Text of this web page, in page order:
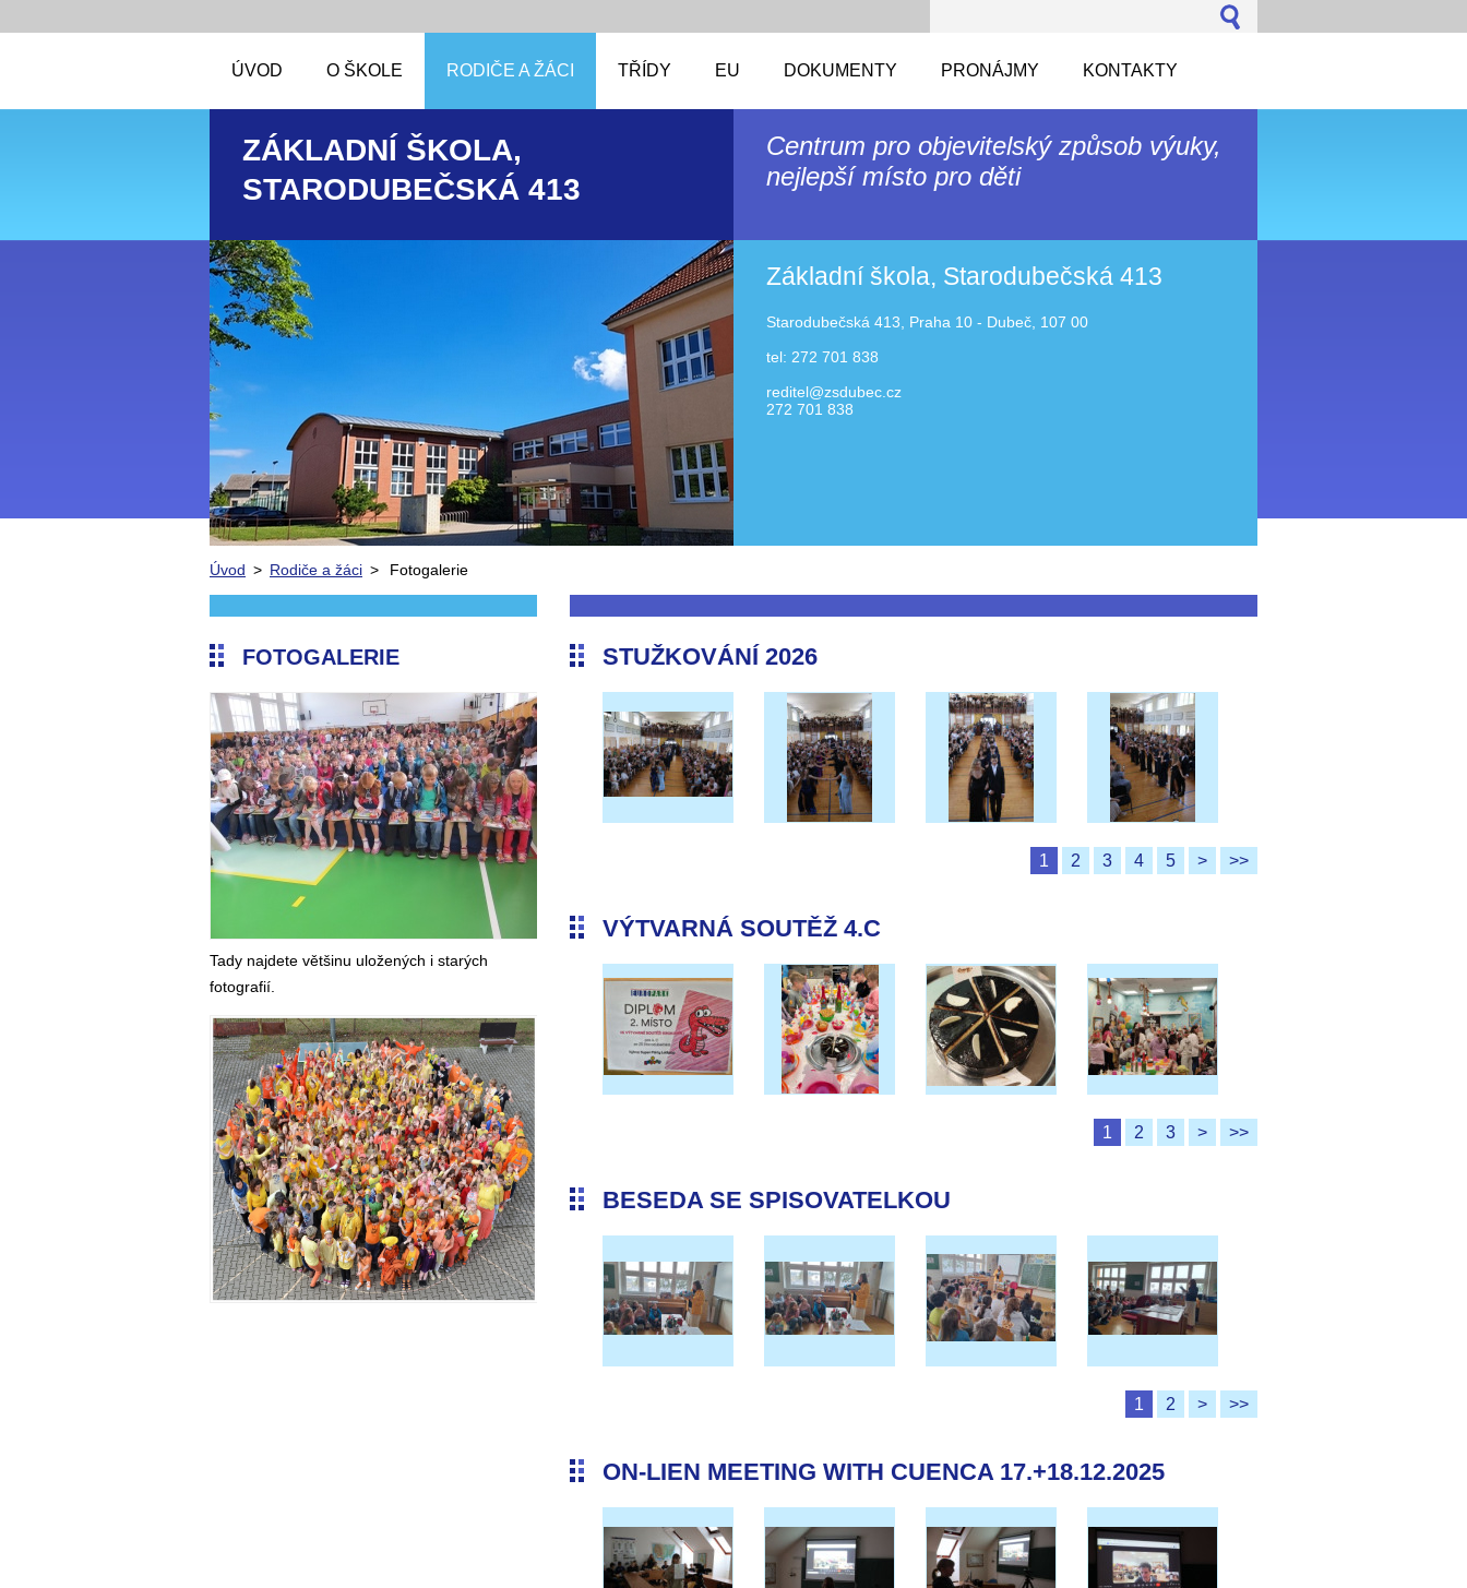
ÚVOD O ŠKOLE RODIČE A ŽÁCI TŘÍDY EU DOKUMENTY PRONÁJMY KONTAKTY
ZÁKLADNÍ ŠKOLA,
STARODUBEČSKÁ 413
Centrum pro objevitelský způsob výuky,
nejlepší místo pro děti
Základní škola, Starodubečská 413
Starodubečská 413, Praha 10 - Dubeč, 107 00
tel: 272 701 838
reditel@zsdubec.cz
272 701 838
Úvod > Rodiče a žáci > Fotogalerie
FOTOGALERIE
Tady najdete většinu uložených i starých
fotografií.
STUŽKOVÁNÍ 2026
1 2 3 4 5 > >>
VÝTVARNÁ SOUTĚŽ 4.C
1 2 3 > >>
BESEDA SE SPISOVATELKOU
1 2 > >>
ON-LIEN MEETING WITH CUENCA 17.+18.12.2025